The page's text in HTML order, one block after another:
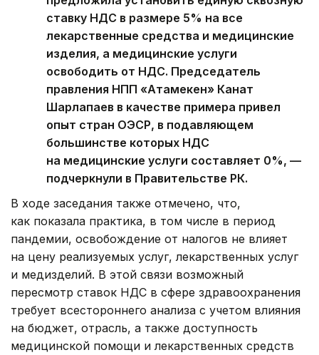
ставку НДС в размере 5% на все
лекарственные средства и медицинские
изделия, а медицинские услуги
освободить от НДС. Председатель
правления НПП «Атамекен» Канат
Шарлапаев в качестве примера привел
опыт стран ОЭСР, в подавляющем
большинстве которых НДС
на медицинские услуги составляет 0%, —
подчеркнули в Правительстве РК.
В ходе заседания также отмечено, что,
как показала практика, в том числе в период
пандемии, освобождение от налогов не влияет
на цену реализуемых услуг, лекарственных услуг
и медизделий. В этой связи возможный
пересмотр ставок НДС в сфере здравоохранения
требует всестороннего анализа с учетом влияния
на бюджет, отрасль, а также доступность
медицинской помощи и лекарственных средств